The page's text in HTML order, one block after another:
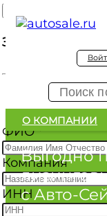
О КОМПАНИИ
Выгодно
с Авто-
Заявка на
Заявка
ФИО*
Компания
ИНН